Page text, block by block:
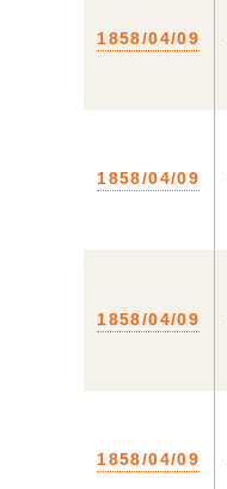
1858/04/09
1858/04/09
1858/04/09
1858/04/09